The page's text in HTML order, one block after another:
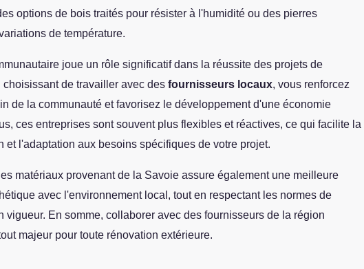
options de bois traités pour résister à l'humidité ou des pierres
de température.
joue un rôle significatif dans la réussite des projets de
choisissant de travailler avec des fournisseurs locaux, vous renforcez
de la communauté et favorisez le développement d'une économie
ces entreprises sont souvent plus flexibles et réactives, ce qui facilite la
et l'adaptation aux besoins spécifiques de votre projet.
matériaux provenant de la Savoie assure également une meilleure
avec l'environnement local, tout en respectant les normes de
vigueur. En somme, collaborer avec des fournisseurs de la région
majeur pour toute rénovation extérieure.